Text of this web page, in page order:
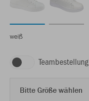
weiß
Teambestellung
Bitte Größe wählen